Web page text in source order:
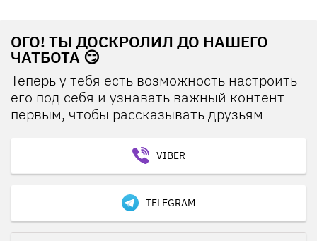
ОГО! ТЫ ДОСКРОЛИЛ ДО НАШЕГО
ЧАТБОТА 😏
Теперь у тебя есть возможность настроить
его под себя и узнавать важный контент
первым, чтобы рассказывать друзьям
VIBER
TELEGRAM